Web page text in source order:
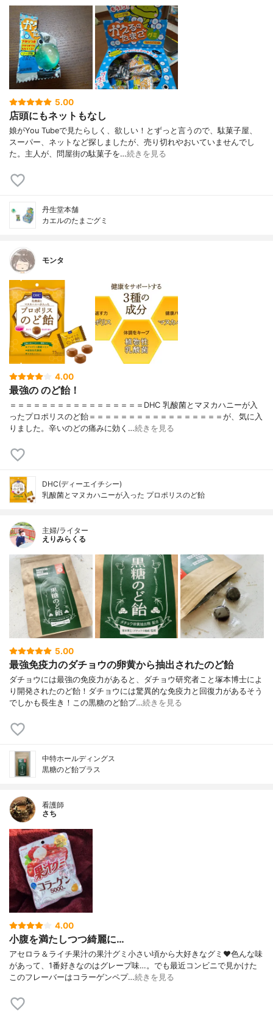
5.00
店頭にもネットもなし
娘がYou Tubeで見たらしく、欲しい！とずっと言うので、駄菓子屋、
スーパー、ネットなど探しましたが、売り切れやおいていませんでし
た。主人が、問屋街の駄菓子を…続きを見る
丹生堂本舗
カエルのたまごグミ
モンタ
4.00
最強の のど飴！
＝＝＝＝＝＝＝＝＝＝＝＝＝＝＝＝＝DHC 乳酸菌とマヌカハニーが入
ったプロポリスのど飴＝＝＝＝＝＝＝＝＝＝＝＝＝＝＝＝＝が、気に入
りました。辛いのどの痛みに効く…続きを見る
DHC(ディーエイチシー)
乳酸菌とマヌカハニーが入った プロポリスのど飴
主婦/ライター
えりみらくる
5.00
最強免疫力のダチョウの卵黄から抽出されたのど飴
ダチョウには最強の免疫力があると、ダチョウ研究者こと塚本博士によ
り開発されたのど飴！ダチョウには驚異的な免疫力と回復力があるそう
でしかも長生き！この黒糖のど飴プ…続きを見る
中特ホールディングス
黒糖のど飴プラス
看護師
さち
4.00
小腹を満たしつつ綺麗に…
アセロラ＆ライチ果汁の果汁グミ小さい頃から大好きなグミ❤️色んな味
があって、1番好きなのはグレープ味…。でも最近コンビニで見かけた
このフレーバーはコラーゲンペプ…続きを見る